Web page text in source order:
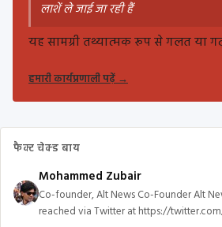
लाशें ले जाई जा रही हैं
यह सामग्री तथ्यात्मक रूप से गलत या
हमारी कार्यप्रणाली पढ़ें→
फैक्ट चेक्ड बाय
Mohammed Zubair
Co-founder, Alt News Co-Founder Alt
reached via Twitter at https://